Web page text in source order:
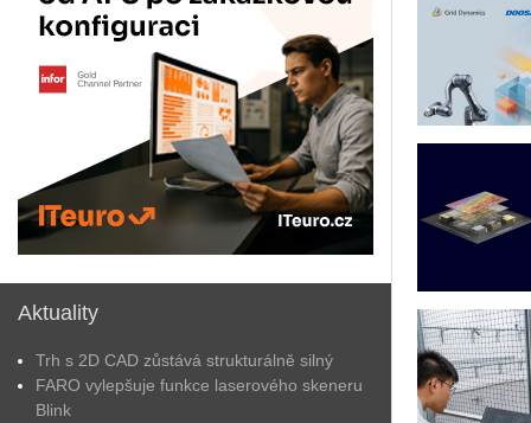
Aktuality
Trh s 2D CAD zůstává strukturálně silný
FARO vylepšuje funkce laserového skeneru
Blink